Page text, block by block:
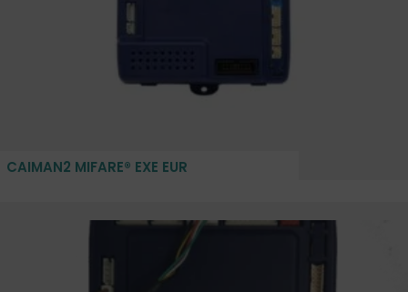
CAIMAN2 MIFARE® EXE EUR